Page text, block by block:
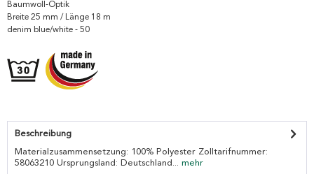
Baumwoll-Optik
Breite 25 mm / Länge 18 m
denim blue/white - 50
Beschreibung
Materialzusammensetzung: 100% Polyester Zolltarifnummer:
58063210 Ursprungsland: Deutschland... mehr